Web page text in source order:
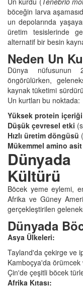
böceğin larva
un depolarında
üretim tesislerinde
alternatif bir besin
Neden Un
Dünya nüfusunun
öngörülürken,
kaynak tüketimi
Un kurtları bu noktada:
Yüksek protein içeriği
Düşük çevresel etki
Hızlı üretim döngüsü
Mükemmel amino
Kültürü
Böcek yeme eylemi,
Afrika ve Güney
gerçekleştirilen
Dünyada
Asya Ülkeleri:
Tayland'da çekirge ve
Kamboçya'da örümcek
Çin'de çeşitli böcek
Afrika Kıtası: